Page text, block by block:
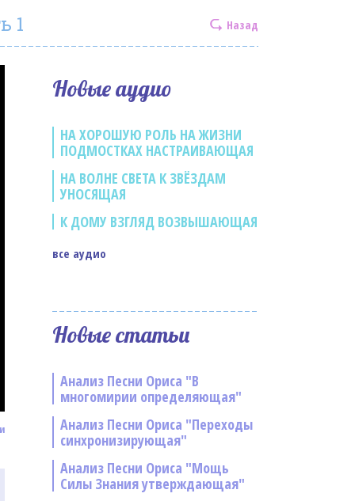
1 Назад
Новые аудио
НА ХОРОШУЮ РОЛЬ НА ЖИЗНИ
ПОДМОСТКАХ НАСТРАИВАЮЩАЯ
НА ВОЛНЕ СВЕТА К ЗВЁЗДАМ
УНОСЯЩАЯ
К ДОМУ ВЗГЛЯД ВОЗВЫШАЮЩАЯ
все аудио
Новые статьи
Анализ Песни Ориса "В
многомирии определяющая"
Анализ Песни Ориса "Переходы
синхронизирующая"
Анализ Песни Ориса "Мощь
Силы Знания утверждающая"